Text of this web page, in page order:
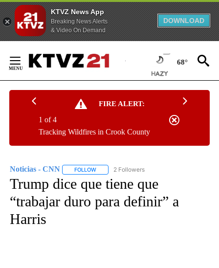
KTVZ News App
Breaking News Alerts
& Video On Demand
DOWNLOAD
Content
68°
FIRE ALERT:
Tracking Wildfires in Crook County
1 of 4
Noticias - CNN FOLLOW FOLLOW "NOTICIAS - CNN" TO RECEIVE
2 Followers
Trump dice que tiene que
“trabajar duro para definir” a
Harris